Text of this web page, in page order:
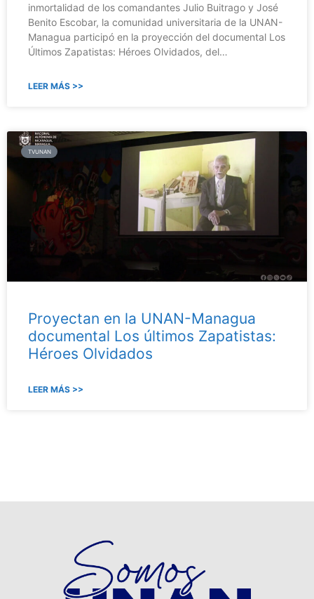
inmortalidad de los comandantes Julio Buitrago y José
Benito Escobar, la comunidad universitaria de la UNAN-
Managua participó en la proyección del documental Los
Últimos Zapatistas: Héroes Olvidados, del…
LEER MÁS >>
TVUNAN
Proyectan en la UNAN-Managua
documental Los últimos Zapatistas:
Héroes Olvidados
LEER MÁS >>